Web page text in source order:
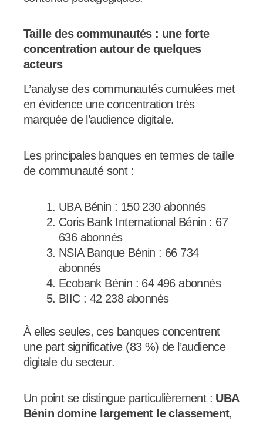
Taille des communautés : une forte
concentration autour de quelques
acteurs
L’analyse des communautés cumulées met
en évidence une concentration très
marquée de l’audience digitale.
Les principales banques en termes de taille
de communauté sont :
UBA Bénin : 150 230 abonnés
Coris Bank International Bénin : 67
636 abonnés
NSIA Banque Bénin : 66 734
abonnés
Ecobank Bénin : 64 496 abonnés
BIIC : 42 238 abonnés
À elles seules, ces banques concentrent
une part significative (83 %) de l’audience
digitale du secteur.
Un point se distingue particulièrement : UBA
Bénin domine largement le classement,